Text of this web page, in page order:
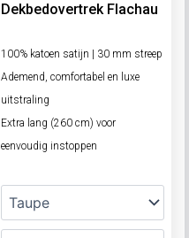
Dekbedovertrek Flachau
100% katoen satijn | 30 mm streep
Ademend, comfortabel en luxe
uitstraling
Extra lang (260 cm) voor
eenvoudig instoppen